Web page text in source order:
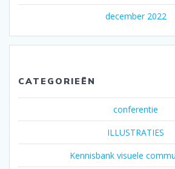
december 2022
CATEGORIEËN
conferentie
ILLUSTRATIES
Kennisbank visuele